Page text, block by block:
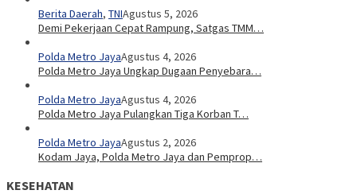
Berita Daerah, TNIAgustus 5, 2026
Demi Pekerjaan Cepat Rampung, Satgas TMM…
Polda Metro JayaAgustus 4, 2026
Polda Metro Jaya Ungkap Dugaan Penyebara…
Polda Metro JayaAgustus 4, 2026
Polda Metro Jaya Pulangkan Tiga Korban T…
Polda Metro JayaAgustus 2, 2026
Kodam Jaya, Polda Metro Jaya dan Pemprop…
KESEHATAN